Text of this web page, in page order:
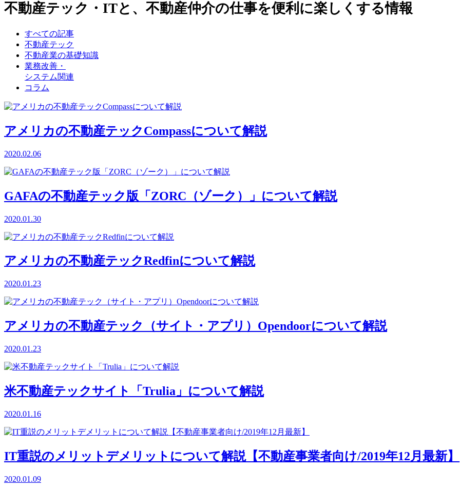
不動産テック・ITと、不動産仲介の仕事を便利に楽しくする情報
すべての記事
不動産テック
不動産業の基礎知識
業務改善・
システム関連
コラム
アメリカの不動産テックCompassについて解説
2020.02.06
GAFAの不動産テック版「ZORC（ゾーク）」について解説
2020.01.30
アメリカの不動産テックRedfinについて解説
2020.01.23
アメリカの不動産テック（サイト・アプリ）Opendoorについて解説
2020.01.23
米不動産テックサイト「Trulia」について解説
2020.01.16
IT重説のメリットデメリットについて解説【不動産事業者向け/2019年12月最新】
2020.01.09